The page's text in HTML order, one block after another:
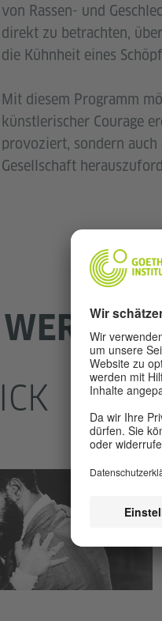
von Rassen- und
direkt zu betrachten,
die Kühnheit eines
Mit diesem Programm
künstlerischer Courage
provoziert, sondern
Gesellschaft